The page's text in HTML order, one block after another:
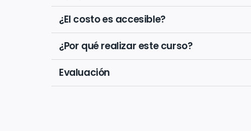
¿El costo es accesible?
¿Por qué realizar este curso?
Evaluación